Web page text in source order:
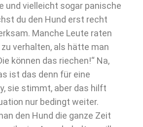
und vielleicht sogar panische
du den Hund erst recht
Manche Leute raten
verhalten, als hätte man
können das riechen!“ Na,
ist das denn für eine
sie stimmt, aber das hilft
nur bedingt weiter.
den Hund die ganze Zeit